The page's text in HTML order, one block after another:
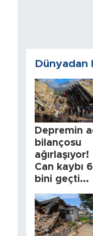
Dünyadan
Depremin
bilançosu
ağırlaşıyor!
Can kaybı 6
bini geçti...